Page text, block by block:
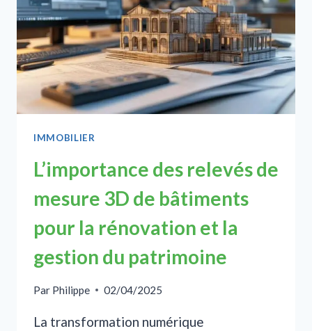
IMMOBILIER
L’importance des relevés de
mesure 3D de bâtiments
pour la rénovation et la
gestion du patrimoine
Par Philippe 02/04/2025
La transformation numérique